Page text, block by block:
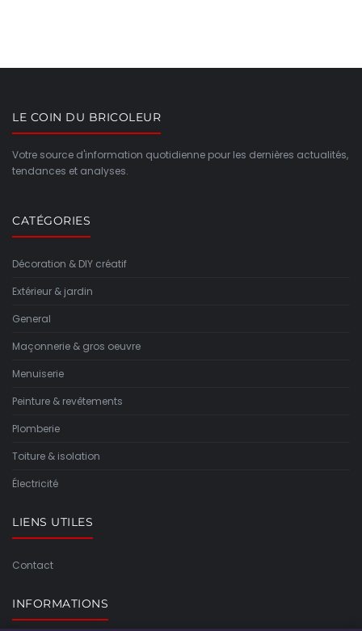
LE COIN DU BRICOLEUR
Votre source d'information quotidienne pour les dernières actualités,
tendances et analyses.
CATÉGORIES
Décoration & DIY créatif
Extérieur & jardin
General
Maçonnerie & gros oeuvre
Menuiserie
Peinture & revêtements
Plomberie
Toiture & isolation
Électricité
LIENS UTILES
Contact
INFORMATIONS